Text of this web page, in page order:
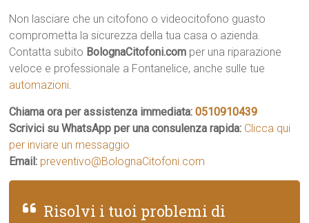
Non lasciare che un citofono o videocitofono guasto
comprometta la sicurezza della tua casa o azienda.
Contatta subito BolognaCitofoni.com per una riparazione
veloce e professionale a Fontanelice, anche sulle tue
automazioni.
Chiama ora per assistenza immediata:0510910439
Scrivici su WhatsApp per una consulenza rapida: Clicca qui
per inviare un messaggio
Email: preventivo@BolognaCitofoni.com
Risolvi i tuoi problemi di